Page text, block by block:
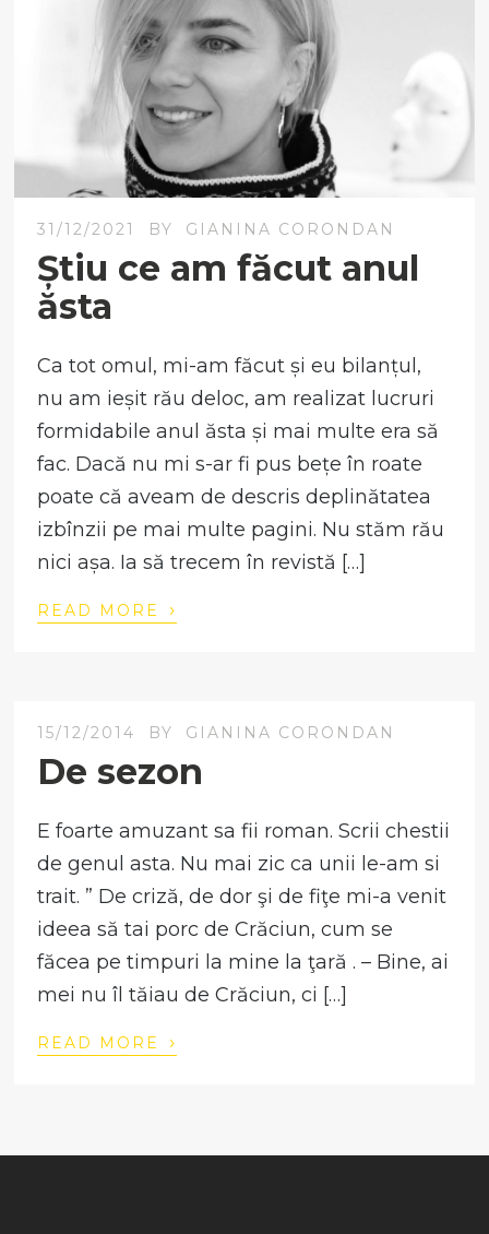
31/12/2021 BY GIANINA CORONDAN
Știu ce am făcut anul
ăsta
Ca tot omul, mi-am făcut și eu bilanțul,
nu am ieșit rău deloc, am realizat lucruri
formidabile anul ăsta și mai multe era să
fac. Dacă nu mi s-ar fi pus bețe în roate
poate că aveam de descris deplinătatea
izbînzii pe mai multe pagini. Nu stăm rău
nici așa. Ia să trecem în revistă […]
READ MORE ›
15/12/2014 BY GIANINA CORONDAN
De sezon
E foarte amuzant sa fii roman. Scrii chestii
de genul asta. Nu mai zic ca unii le-am si
trait. ” De criză, de dor şi de fiţe mi-a venit
ideea să tai porc de Crăciun, cum se
făcea pe timpuri la mine la ţară . – Bine, ai
mei nu îl tăiau de Crăciun, ci […]
READ MORE ›